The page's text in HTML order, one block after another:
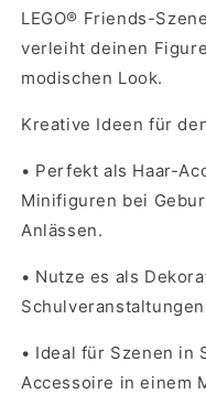
LEGO® Friends-
verleiht deinen
modischen Look.
Kreative Ideen für
• Perfekt als Haar-
Minifiguren bei
Anlässen.
• Nutze es als
• Ideal für Szenen in
Accessoire in einem